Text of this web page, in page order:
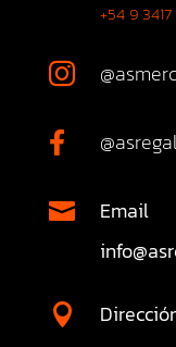
+54 9



Email
